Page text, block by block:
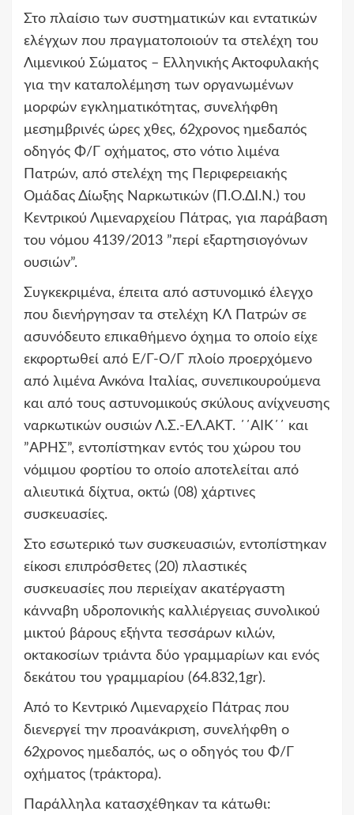
Στο πλαίσιο των συστηματικών και εντατικών
ελέγχων που πραγματοποιούν τα στελέχη του
Λιμενικού Σώματος – Ελληνικής Ακτοφυλακής
για την καταπολέμηση των οργανωμένων
μορφών εγκληματικότητας, συνελήφθη
μεσημβρινές ώρες χθες, 62χρονος ημεδαπός
οδηγός Φ/Γ οχήματος, στο νότιο λιμένα
Πατρών, από στελέχη της Περιφερειακής
Ομάδας Δίωξης Ναρκωτικών (Π.Ο.ΔΙ.Ν.) του
Κεντρικού Λιμεναρχείου Πάτρας, για παράβαση
του νόμου 4139/2013 ”περί εξαρτησιογόνων
ουσιών”.
Συγκεκριμένα, έπειτα από αστυνομικό έλεγχο
που διενήργησαν τα στελέχη ΚΛ Πατρών σε
ασυνόδευτο επικαθήμενο όχημα το οποίο είχε
εκφορτωθεί από Ε/Γ-Ο/Γ πλοίο προερχόμενο
από λιμένα Ανκόνα Ιταλίας, συνεπικουρούμενα
και από τους αστυνομικούς σκύλους ανίχνευσης
ναρκωτικών ουσιών Λ.Σ.-ΕΛ.ΑΚΤ. ΄΄ΑΙΚ΄΄ και
”ΑΡΗΣ”, εντοπίστηκαν εντός του χώρου του
νόμιμου φορτίου το οποίο αποτελείται από
αλιευτικά δίχτυα, οκτώ (08) χάρτινες
συσκευασίες.
Στο εσωτερικό των συσκευασιών, εντοπίστηκαν
είκοσι επιπρόσθετες (20) πλαστικές
συσκευασίες που περιείχαν ακατέργαστη
κάνναβη υδροπονικής καλλιέργειας συνολικού
μικτού βάρους εξήντα τεσσάρων κιλών,
οκτακοσίων τριάντα δύο γραμμαρίων και ενός
δεκάτου του γραμμαρίου (64.832,1gr).
Από το Κεντρικό Λιμεναρχείο Πάτρας που
διενεργεί την προανάκριση, συνελήφθη ο
62χρονος ημεδαπός, ως ο οδηγός του Φ/Γ
οχήματος (τράκτορα).
Παράλληλα κατασχέθηκαν τα κάτωθι: